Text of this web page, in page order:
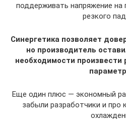
поддерживать напряжение на
резкого
Синергетика позволяет
но производитель
необходимости произвести
Еще один плюс — экономный
забыли разработчики и про